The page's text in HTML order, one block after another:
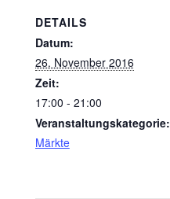
DETAILS
Datum:
26. November 2016
Zeit:
17:00 - 21:00
Veranstaltungskategorie:
Märkte